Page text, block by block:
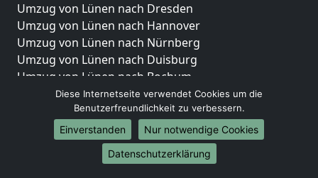
Umzug von Lünen nach Dresden
Umzug von Lünen nach Hannover
Umzug von Lünen nach Nürnberg
Umzug von Lünen nach Duisburg
Umzug von Lünen nach Bochum
Umzug von Lünen nach Wuppertal
Umzug von Lünen nach Bielefeld
Umzug von Lünen nach Bonn
Umzug von Lünen nach Münster
Diese Internetseite verwendet Cookies um die
Benutzerfreundlichkeit zu verbessern.
Einverstanden
Nur notwendige Cookies
Datenschutzerklärung